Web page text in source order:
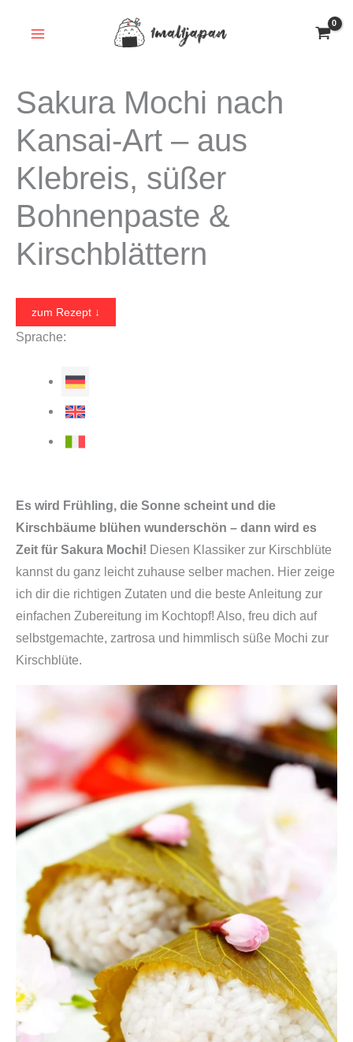
Sakura Mochi nach
Kansai-Art – aus
Klebreis, süßer
Bohnenpaste &
Kirschblättern
zum Rezept ↓
Sprache:
Es wird Frühling, die Sonne scheint und die
Kirschbäume blühen wunderschön – dann wird es
Zeit für Sakura Mochi! Diesen Klassiker zur Kirschblüte
kannst du ganz leicht zuhause selber machen. Hier zeige
ich dir die richtigen Zutaten und die beste Anleitung zur
einfachen Zubereitung im Kochtopf! Also, freu dich auf
selbstgemachte, zartrosa und himmlisch süße Mochi zur
Kirschblüte.